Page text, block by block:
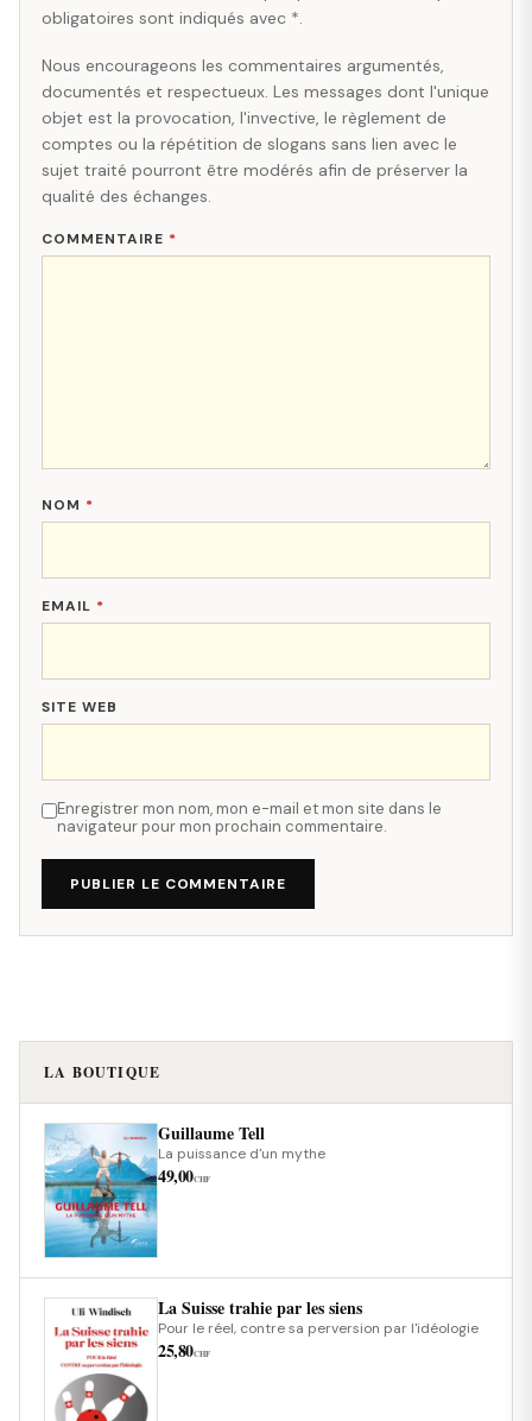
obligatoires sont indiqués avec *.
Nous encourageons les commentaires argumentés,
documentés et respectueux. Les messages dont l'unique
objet est la provocation, l'invective, le règlement de
comptes ou la répétition de slogans sans lien avec le
sujet traité pourront être modérés afin de préserver la
qualité des échanges.
COMMENTAIRE *
NOM *
EMAIL *
SITE WEB
Enregistrer mon nom, mon e-mail et mon site dans le
navigateur pour mon prochain commentaire.
PUBLIER LE COMMENTAIRE
LA BOUTIQUE
Guillaume Tell
La puissance d'un mythe
49,00CHF
La Suisse trahie par les siens
Pour le réel, contre sa perversion par l'idéologie
25,80CHF